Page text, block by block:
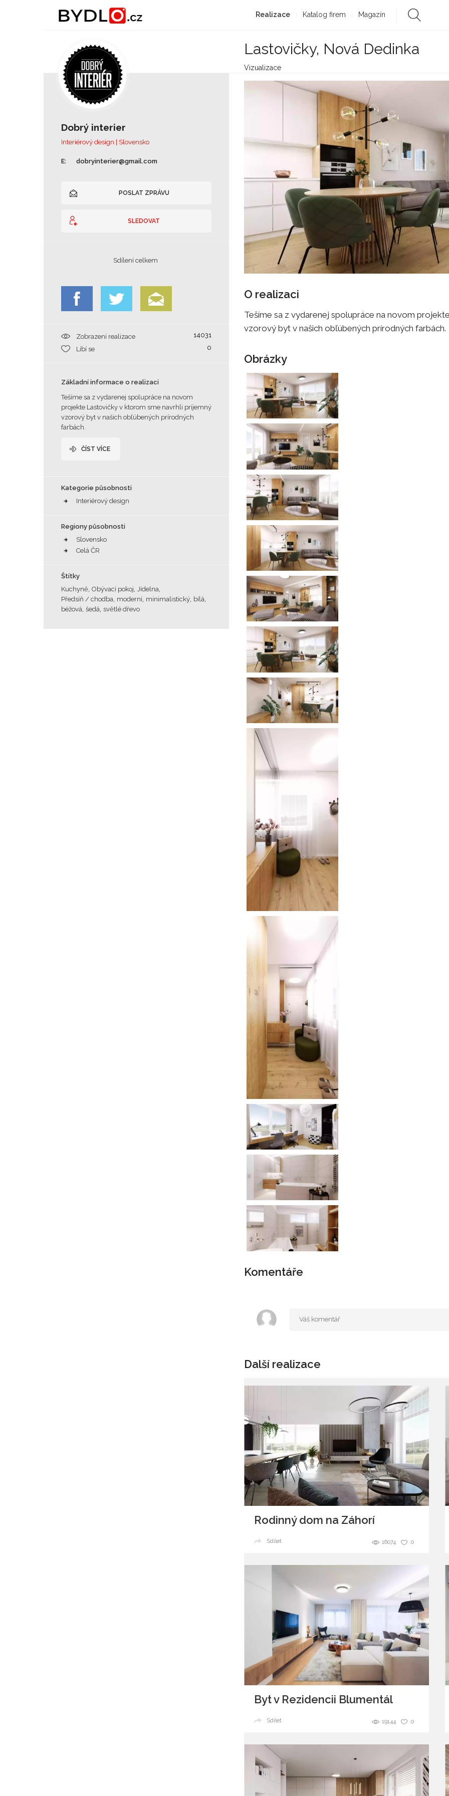
Realizace Katalog firem Magazín
Lastovičky, Nová Dedinka
Vizualizace
Dobrý interier
Interiérový design | Slovensko
E: dobryinterier@gmail.com
POSLAT ZPRÁVU
SLEDOVAT
Sdílení celkem
Zobrazení realizace
14031
Líbí se
0
Základní informace o realizaci
Tešíme sa z vydarenej spolupráce na novom
projekte Lastovičky v ktorom sme navrhli príjemný
vzorový byt v našich obľúbených prírodných
farbách.
ČÍST VÍCE
Kategorie působnosti
Interiérový design
Regiony působnosti
Slovensko
Celá ČR
Štítky
Kuchyně Obývací pokoj Jídelna
Předsíň / chodba moderní minimalistický bílá
béžová šedá světlé dřevo
O realizaci
Tešíme sa z vydarenej spolupráce na novom
vzorový byt v našich obľúbených prírodných farbách.
Obrázky
Komentáře
Další realizace
Rodinný dom na Záhorí
0
16074
Sdílet
Byt v Rezidencii Blumentál
0
19144
Sdílet